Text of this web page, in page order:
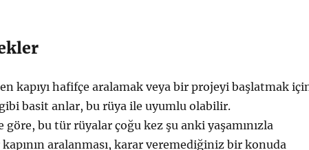
kapıyı hafifçe aralamak veya bir projeyi başlatmak
basit anlar, bu rüya ile uyumlu olabilir.
bu tür rüyalar çoğu kez şu anki yaşamınızla
kapının aralanması, karar veremediğiniz bir konuda